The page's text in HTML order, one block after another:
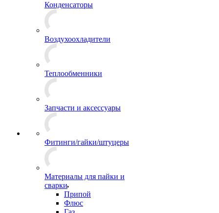
Конденсаторы
Воздухоохладители
Теплообменники
Запчасти и аксессуары
Фитинги/гайки/штуцеры
Материалы для пайки и
сварки
Припой
Флюс